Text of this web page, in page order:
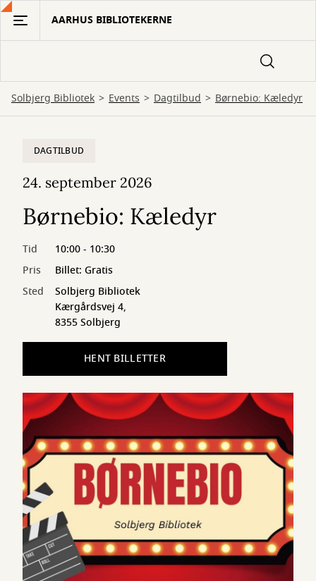
Gå
hovedindhold
AARHUS BIBLIOTEKERNE
Solbjerg Bibliotek Events Dagtilbud Børnebio: Kæledyr
DAGTILBUD
24. september 2026
Børnebio: Kæledyr
Tid
10:00 - 10:30
Pris
Billet: Gratis
Sted
Solbjerg Bibliotek
Kærgårdsvej 4,
8355 Solbjerg
HENT BILLETTER